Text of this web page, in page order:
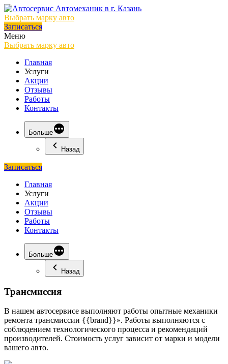
Выбрать марку авто
Записаться
Меню
Выбрать марку авто
Главная
Услуги
Акции
Отзывы
Работы
Контакты
Больше
Назад
Записаться
Главная
Услуги
Акции
Отзывы
Работы
Контакты
Больше
Назад
Трансмиссия
В нашем автосервисе выполняют работы опытные механики
ремонта трансмиссии {{brand}}». Работы выполняются с
соблюдением технологического процесса и рекомендаций
производителей. Стоимость услуг зависит от марки и модели
вашего авто.